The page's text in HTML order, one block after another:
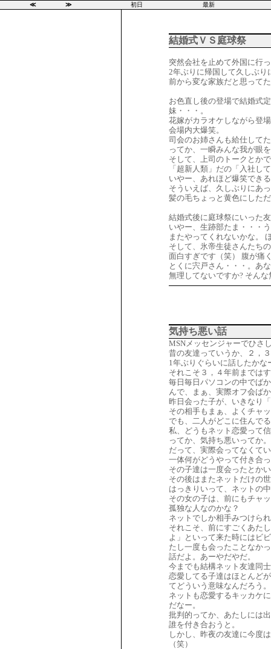
≪ ≫ 初日 最新
結婚式ＶＳ庭球祭
突然会社を止めて外国に行
2年ぶりに帰国して久しぶ
前から変な家族だと思って
お色直し後の登場で結婚式
妹・・・。
花嫁がカラオケしながら登
会場内大爆笑。
司会のお姉さんも給仕して
ってか、一瞬みんな我が眼
そして、上司のトークとか
「超新人類」だの「入社し
いやー、あれほど爆笑でき
そういえば、久しぶりにあ
髪の毛ちょっと黄色にした
結婚式後に庭球祭にいった
いやー、生跡部たま・・・
またやってくれないかな。
そして、氷帝生徒さんたち
面白すぎです（笑） 腹が痛
とくに宍戸さん・・・。あ
無理してないですか? そん
気持ち悪い話
MSNメッセンジャーでひさ
昔の友達っていうか、２，
1年ぶりぐらいに話したか
それこそ３，４年前までは
毎日毎日パソコンの中でば
んで、まぁ、実際オフ会ば
昨日会った子が、いきなり
その相手もまぁ、よくチャ
でも、二人がどこに住んで
私、どうもネット恋愛って
ってか、気持ち悪いってか。
だって、実際会ってなくて
一体何がどうやって付き合
その子達は一度会ったとか
その後はまたネットだけの
はっきりいって、ネットの
その女の子は、前にもチャ
孤独な人なのかな？
ネットでしか相手みつけら
それこそ、前にすごくあた
よ」といって来た時にはビ
たし一度も会ったことなか
話だよ。あーやだやだ。
今までも結構ネット友達同
恋愛してる子達はほとんど
てどういう意味なんだろう。
ネットも恋愛するキッカケ
だなー。
批判的ってか、あたしには
誰を付き合おうと。
しかし、昨夜の友達に今度
（笑）